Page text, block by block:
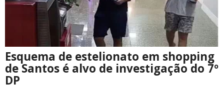
Esquema de estelionato em shopping
de Santos é alvo de investigação do 7º
DP